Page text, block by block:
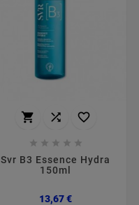
  
    
Svr B3 Essence Hydra
150ml
13,67 €Preço